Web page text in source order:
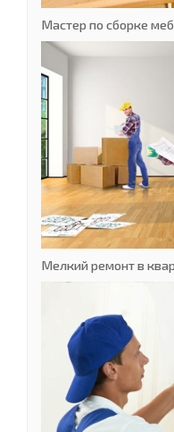
Мастер по сборке
Мелкий ремонт в